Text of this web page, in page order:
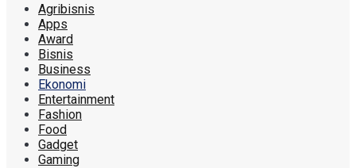
Agribisnis
Apps
Award
Bisnis
Business
Ekonomi
Entertainment
Fashion
Food
Gadget
Gaming